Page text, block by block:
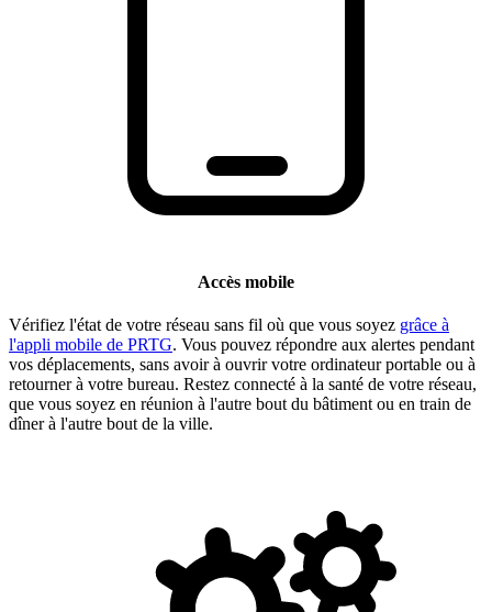
Accès mobile
Vérifiez l'état de votre réseau sans fil où que vous soyez grâce à
l'appli mobile de PRTG. Vous pouvez répondre aux alertes pendant
vos déplacements, sans avoir à ouvrir votre ordinateur portable ou à
retourner à votre bureau. Restez connecté à la santé de votre réseau,
que vous soyez en réunion à l'autre bout du bâtiment ou en train de
dîner à l'autre bout de la ville.